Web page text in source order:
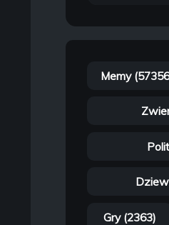
Memy
Gry (2363)